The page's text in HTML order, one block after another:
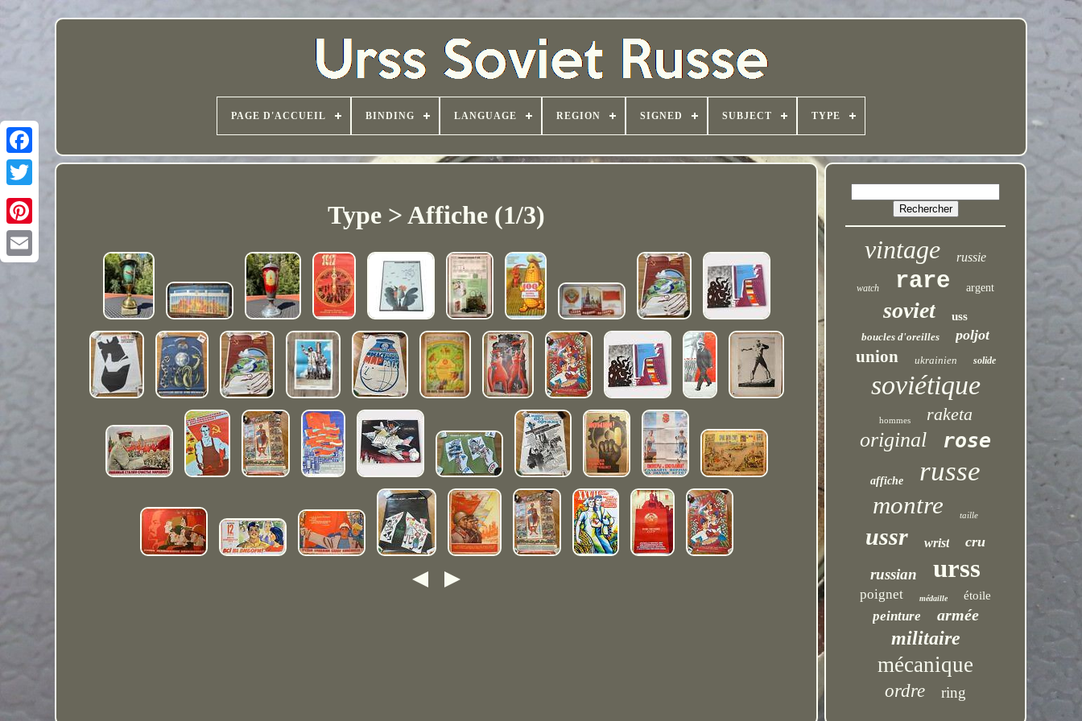
PAGE D'ACCUEIL BINDING LANGUAGE REGION SIGNED SUBJECT TYPE
Type > Affiche (1/3)
vintage
russie
watch rare argent
soviet uss
boucles d'oreilles poljot
union ukrainien solide
soviétique
hommes raketa
original rose
affiche russe
montre taille
ussr wrist cru
russian urss
poignet médaille étoile
peinture armée
militaire
mécanique
ordre ring